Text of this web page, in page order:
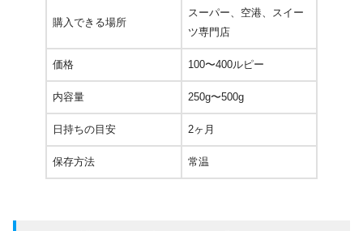
購入できる場所
スーパー、空港、スイー
ツ専門店
価格 100〜400ルピー
内容量 250g〜500g
日持ちの目安 2ヶ月
保存方法 常温